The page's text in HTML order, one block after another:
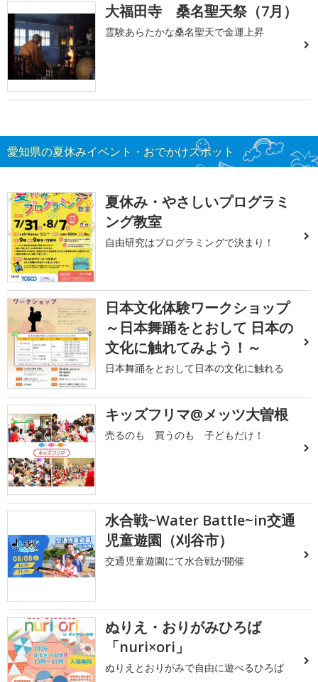
大福田寺 桑名聖天祭（7月）
霊験あらたかな桑名聖天で金運上昇
愛知県の夏休みイベント・おでかけスポット
夏休み・やさしいプログラミ
ング教室
自由研究はプログラミングで決まり！
日本文化体験ワークショップ
～日本舞踊をとおして 日本の
文化に触れてみよう！～
日本舞踊をとおして日本の文化に触れる
キッズフリマ@メッツ大曽根
売るのも 買うのも 子どもだけ！
水合戦~Water Battle~in交通
児童遊園（刈谷市）
交通児童遊園にて水合戦が開催
ぬりえ・おりがみひろば
「nuri×ori」
ぬりえとおりがみで自由に遊べるひろば